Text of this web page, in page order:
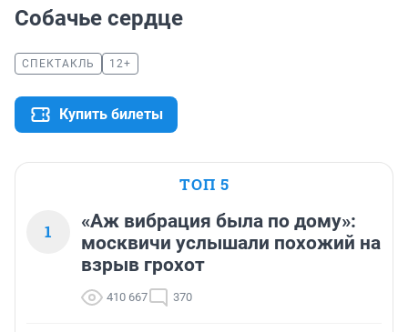
Собачье сердце
СПЕКТАКЛЬ 12+
Купить билеты
ТОП 5
1
«Аж вибрация была по дому»:
москвичи услышали похожий на
взрыв грохот
410 667 370